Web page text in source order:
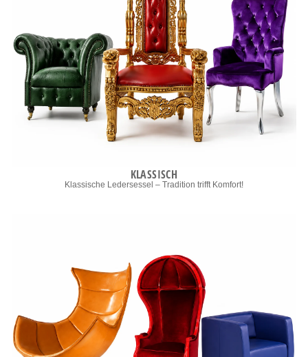
KLASSISCH
Klassische Ledersessel – Tradition trifft Komfort!